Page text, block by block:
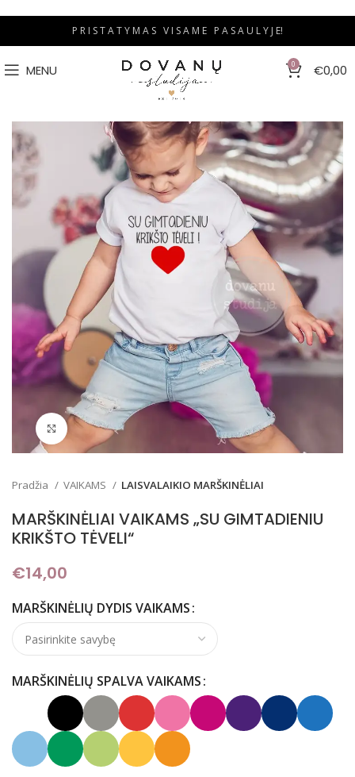
P R I S T A T Y M A S V I S A M E P A S A U L Y J E!
MENU 0 €0,00
Padidinti
Pradžia VAIKAMS LAISVALAIKIO MARŠKINĖLIAI
MARŠKINĖLIAI VAIKAMS „SU GIMTADIENIU
KRIKŠTO TĖVELI“
€14,00
MARŠKINĖLIŲ DYDIS VAIKAMS
MARŠKINĖLIŲ SPALVA VAIKAMS